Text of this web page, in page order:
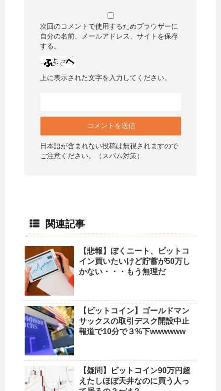
次回のコメントで使用するためブラウザーに
自分の名前、メールアドレス、サイトを保存
する。
上に表示された文字を入力してください。
日本語が含まれない投稿は無視されますので
ご注意ください。（スパム対策）
関連記事
【悲報】ぼくニート、ビットコ
イン買いたいけど貯蓄が50万し
かない・・・もう無理だ
【ビットコイン】ゴールドマン
サックスの取引デスク開設中止
報道で10分で３%下wwwwww
【疑問】ビットコイン90万円超
えたしほぼ天井なのに買う人っ